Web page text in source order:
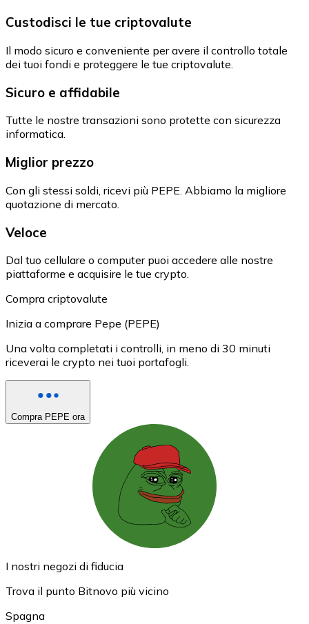
Custodisci le tue criptovalute
Il modo sicuro e conveniente per avere il controllo totale
dei tuoi fondi e proteggere le tue criptovalute.
Sicuro e affidabile
Tutte le nostre transazioni sono protette con sicurezza
informatica.
Miglior prezzo
Con gli stessi soldi, ricevi più PEPE. Abbiamo la migliore
quotazione di mercato.
Veloce
Dal tuo cellulare o computer puoi accedere alle nostre
piattaforme e acquisire le tue crypto.
Compra criptovalute
Inizia a comprare Pepe (PEPE)
Una volta completati i controlli, in meno di 30 minuti
riceverai le crypto nei tuoi portafogli.
Compra PEPE ora
I nostri negozi di fiducia
Trova il punto Bitnovo più vicino
Spagna